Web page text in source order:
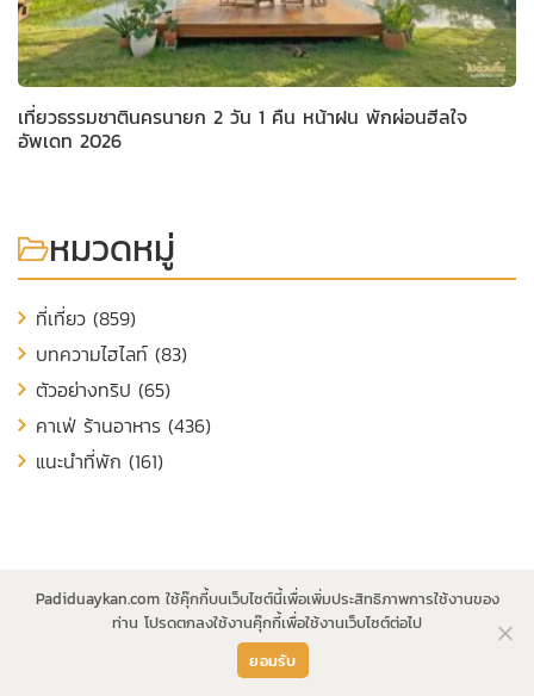
เที่ยวธรรมชาตินครนายก 2 วัน 1 คืน หน้าฝน พักผ่อนฮีลใจ
อัพเดท 2026
หมวดหมู่
ที่เที่ยว (859)
บทความไฮไลท์ (83)
ตัวอย่างทริป (65)
คาเฟ่ ร้านอาหาร (436)
แนะนำที่พัก (161)
Padiduaykan.com ใช้คุ๊กกี้บนเว็บไซต์นี้เพื่อเพิ่มประสิทธิภาพการใช้งานของ
ท่าน โปรดตกลงใช้งานคุ๊กกี้เพื่อใช้งานเว็บไซต์ต่อไป
ยอมรับ